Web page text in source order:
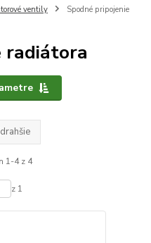
ventily
Spodné pripojenie
radiátora
1-4 z 4
z 1